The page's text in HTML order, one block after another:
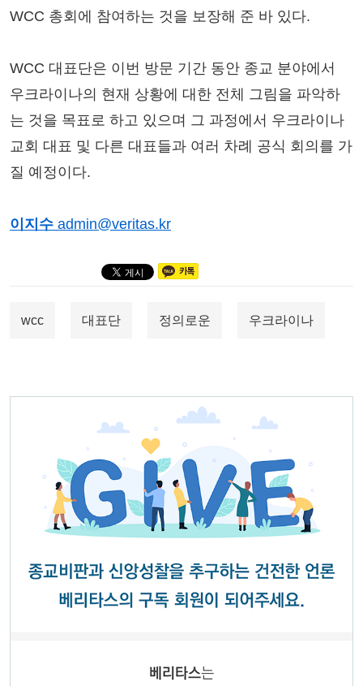
WCC 총회에 참여하는 것을 보장해 준 바 있다.
WCC 대표단은 이번 방문 기간 동안 종교 분야에서
우크라이나의 현재 상황에 대한 전체 그림을 파악하
는 것을 목표로 하고 있으며 그 과정에서 우크라이나
교회 대표 및 다른 대표들과 여러 차례 공식 회의를 가
질 예정이다.
이지수 admin@veritas.kr
wcc 대표단 정의로운 우크라이나